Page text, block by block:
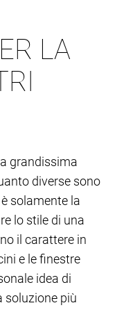
LA
grandissima
diverse sono
solamente la
lo stile di una
il carattere in
e le finestre
idea di
soluzione più